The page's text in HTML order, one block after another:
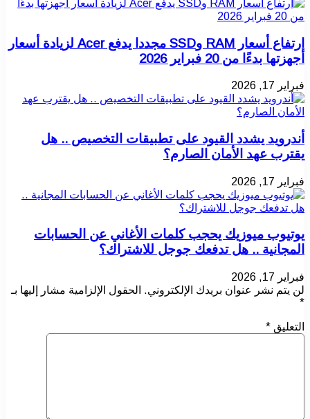
ارتفاع أسعار RAM وSSD مجددا يدفع Acer لزيادة أسعار
أجهزتها بدءًا من 20 فبراير 2026
فبراير 17, 2026
أندرويد يشدد القيود على تطبيقات التخصيص .. هل
يقترب عهد الأمان الصارم؟
فبراير 17, 2026
يوتيوب ميوزيك يحجب كلمات الأغاني عن الحسابات
المجانية .. هل تدفعك جوجل للاشتراك؟
فبراير 17, 2026
لن يتم نشر عنوان بريدك الإلكتروني. الحقول الإلزامية مشار إليها بـ
*
التعليق *